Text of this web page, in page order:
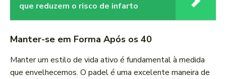
que reduzem o risco de infarto
Manter-se em Forma Após os 40
Manter um estilo de vida ativo é fundamental à medida
que envelhecemos. O padel é uma excelente maneira de